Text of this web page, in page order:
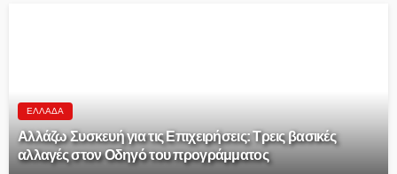
ΕΛΛΆΔΑ
Αλλάζω Συσκευή για τις Επιχειρήσεις: Τρεις βασικές
αλλαγές στον Οδηγό του προγράμματος